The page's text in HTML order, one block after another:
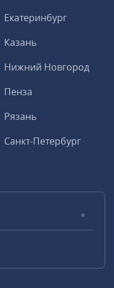
Екатеринбург
Казань
Нижний Новгород
Пенза
Рязань
Санкт-Петербург